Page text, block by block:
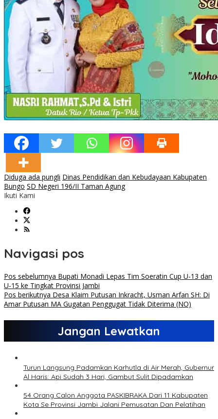
Diduga ada pungli Dinas Pendidikan dan Kebudayaan Kabupaten
Bungo SD Negeri 196/II Taman Agung
Ikuti Kami
Navigasi pos
Pos sebelumnya Bupati Monadi Lepas Tim Soeratin Cup U-13 dan
U-15 ke Tingkat Provinsi Jambi
Pos berikutnya Desa Klaim Putusan Inkracht, Usman Arfan SH: Di
Amar Putusan MA Gugatan Penggugat Tidak Diterima (NO)
Jangan Lewatkan
Turun Langsung Padamkan Karhutla di Air Merah, Gubernur
Al Haris: Api Sudah 3 Hari, Gambut Sulit Dipadamkan
54 Orang Calon Anggota PASKIBRAKA Dari 11 Kabupaten
Kota Se Provinsi Jambi Jalani Pemusatan Dan Pelatihan